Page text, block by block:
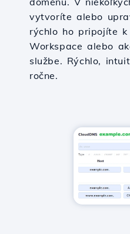
vytvoríte alebo
rýchlo ho pripojíte
Workspace alebo
službe. Rýchlo,
ročne.